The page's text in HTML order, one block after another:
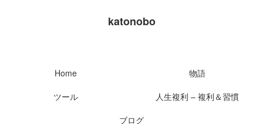
katonobo
Home
物語
ツール
人生複利 – 複利＆習慣
ブログ